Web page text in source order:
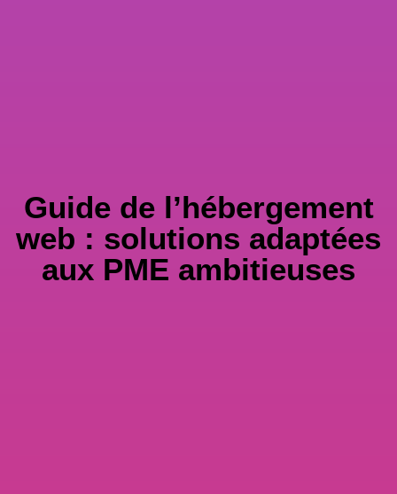
Guide de l’hébergement
web : solutions adaptées
aux PME ambitieuses